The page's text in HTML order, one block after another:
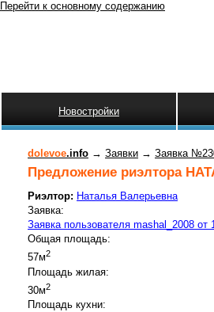
Перейти к основному содержанию
Новостройки
dolevoe.info → Заявки → Заявка
Предложение риэлтора
Риэлтор: Наталья Валерьевна
Заявка:
Заявка пользователя mashal_2008 от
Общая площадь:
57м2
Площадь жилая:
30м2
Площадь кухни: